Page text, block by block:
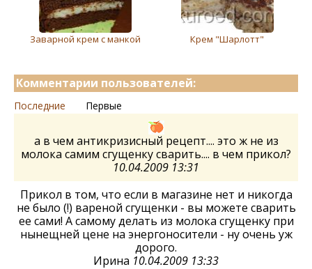
Заварной крем с манкой Крем "Шарлотт"
Комментарии пользователей:
Последние Первые
а в чем антикризисный рецепт.... это ж не из
молока самим сгущенку сварить.... в чем прикол?
10.04.2009 13:31
Прикол в том, что если в магазине нет и никогда
не было (!) вареной сгущенки - вы можете сварить
ее сами! А самому делать из молока сгущенку при
нынещней цене на энергоносители - ну очень уж
дорого.
Ирина 10.04.2009 13:33